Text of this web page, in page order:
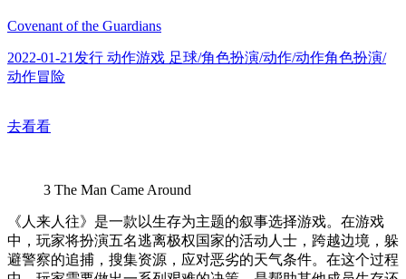
Covenant of the Guardians
2022-01-21发行 动作游戏 足球/角色扮演/动作/动作角色扮演/
动作冒险
去看看
3 The Man Came Around
《人来人往》是一款以生存为主题的叙事选择游戏。在游戏
中，玩家将扮演五名逃离极权国家的活动人士，跨越边境，躲
避警察的追捕，搜集资源，应对恶劣的天气条件。在这个过程